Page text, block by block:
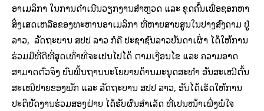
ອາເມລິກາ ໃນການດໍາເນີນວຽກງານສໍາຫຼວດ ແລະ ຂຸດຄົ້ນເພື່ອຊອກຫາ
ສິ່ງເສດເຫລືອຂອງທະຫານອາເມລິກາ ທີ່ຫາຍສາບສູນໃນປາງສົງຄາມ ຢູ່
ລາວ, ລັດຖະບານ ສປປ ລາວ ກໍຄື ປະຊາຊົນລາວບັນດາເຜົ່າ ໄດ້ໃຫ້ການ
ຮ່ວມມືທີ່ດີທີ່ສຸດເທົ່າທີ່ຈະເປັນໄປໄດ້ ຕາມເງື່ອນໄຂ ແລະ ຄວາມອາດ
ສາມາດຕົວຈິງ ບົນພື້ນຖານນະໂຍບາຍດ້ານມະນຸດສະທໍາ ອັນສະເໝີຕົ້ນ
ສະເໝີປາຍຂອງພັກ ແລະ ລັດຖະບານ ສປປ ລາວ, ອັນໄດ້ເຮັດໃຫ້ການ
ປະຕິບັດງານຮ່ວມສອງຝ່າຍ ໄດ້ຮັບຜົນສໍາເລັດ ທີ່ເປັນໜ້າເພີ່ງພໍໃຈ